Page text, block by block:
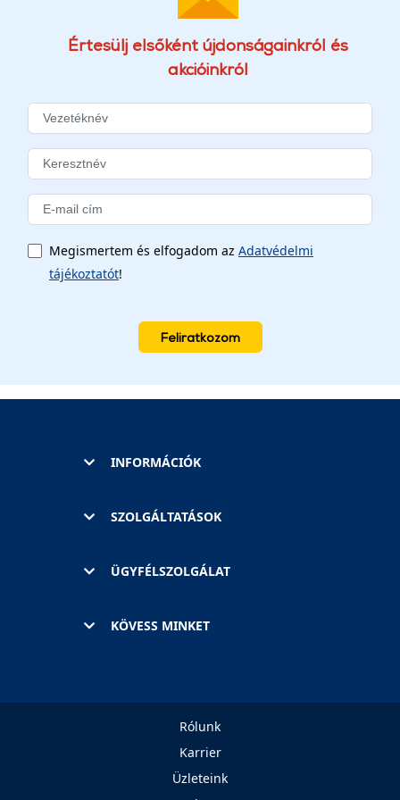
Értesülj elsőként újdonságainkról és
akcióinkról
Megismertem és elfogadom az Adatvédelmi
tájékoztatót!
Feliratkozom
INFORMÁCIÓK
SZOLGÁLTATÁSOK
ÜGYFÉLSZOLGÁLAT
KÖVESS MINKET
Rólunk
Karrier
Üzleteink